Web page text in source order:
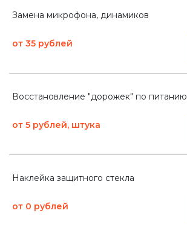
Замена микрофона, динамиков
от 35 рублей
Восстановление "дорожек" по питанию
от 5 рублей, штука
Наклейка защитного стекла
от 0 рублей